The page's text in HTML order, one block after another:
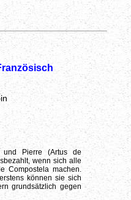
und Pierre (Artus de
wenn sich alle
Compostela machen.
können sie sich
grundsätzlich gegen